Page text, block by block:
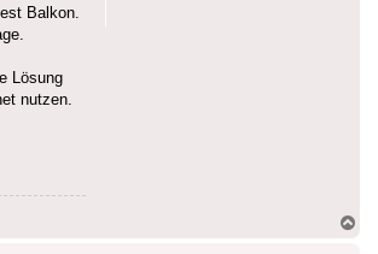
Balkon.
Lösung
nutzen.